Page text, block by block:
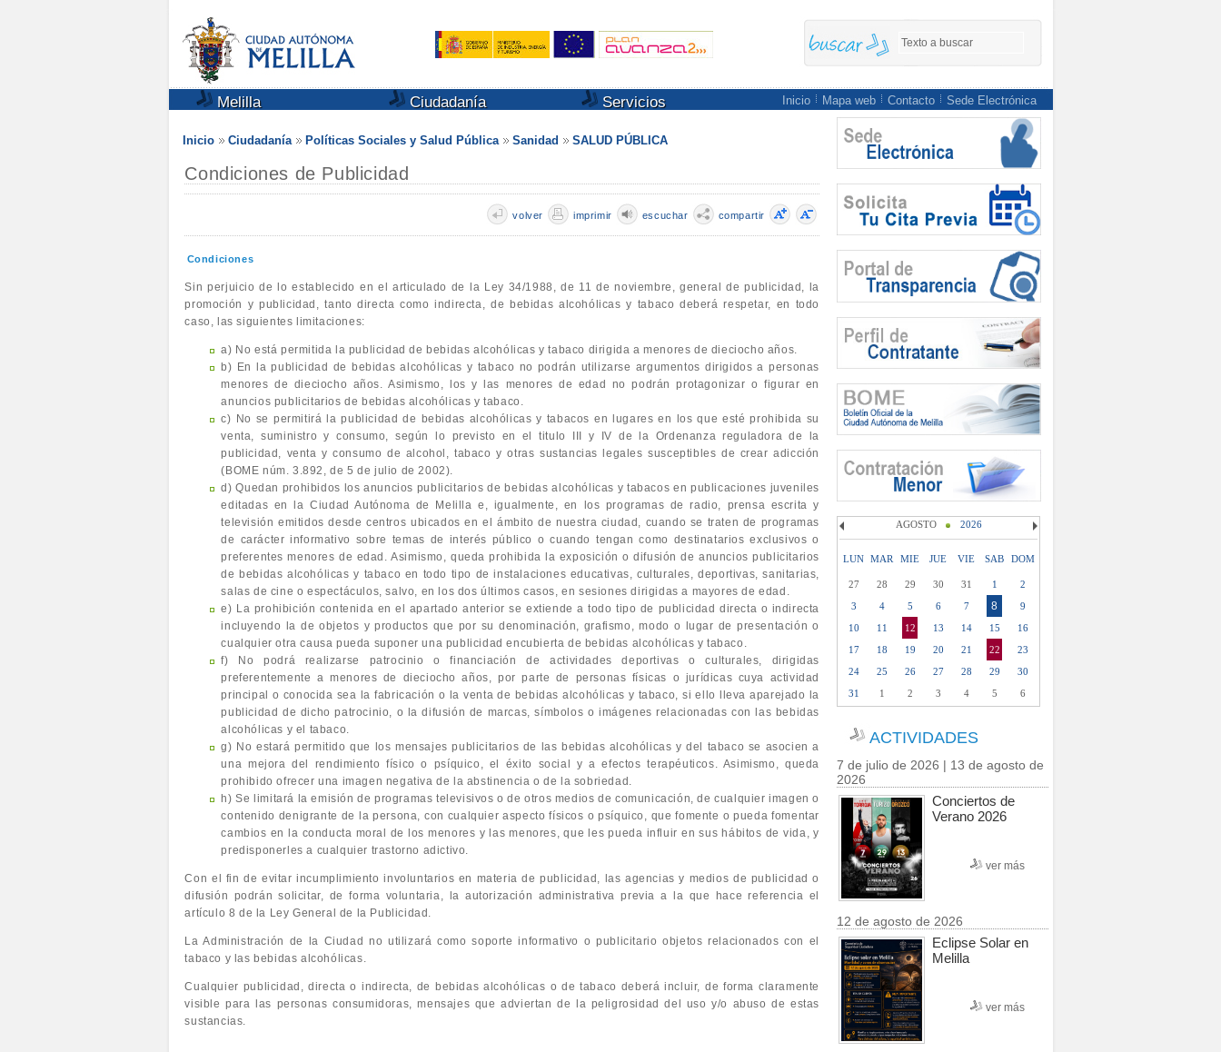
Melilla Ciudadanía Servicios Inicio Mapa web Contacto Sede Electrónica
Inicio Ciudadanía Políticas Sociales y Salud Pública Sanidad SALUD PÚBLICA
Condiciones de Publicidad
compartir
escuchar
imprimir
volver
Condiciones
Sin perjuicio de lo establecido en el articulado de la Ley 34/1988, de 11 de noviembre, general de publicidad, la
promoción y publicidad, tanto directa como indirecta, de bebidas alcohólicas y tabaco deberá respetar, en todo
caso, las siguientes limitaciones:
a) No está permitida la publicidad de bebidas alcohólicas y tabaco dirigida a menores de dieciocho años.
b) En la publicidad de bebidas alcohólicas y tabaco no podrán utilizarse argumentos dirigidos a personas
menores de dieciocho años. Asimismo, los y las menores de edad no podrán protagonizar o figurar en
anuncios publicitarios de bebidas alcohólicas y tabaco.
c) No se permitirá la publicidad de bebidas alcohólicas y tabacos en lugares en los que esté prohibida su
venta, suministro y consumo, según lo previsto en el titulo III y IV de la Ordenanza reguladora de la
publicidad, venta y consumo de alcohol, tabaco y otras sustancias legales susceptibles de crear adicción
(BOME núm. 3.892, de 5 de julio de 2002).
d) Quedan prohibidos los anuncios publicitarios de bebidas alcohólicas y tabacos en publicaciones juveniles
editadas en la Ciudad Autónoma de Melilla e, igualmente, en los programas de radio, prensa escrita y
televisión emitidos desde centros ubicados en el ámbito de nuestra ciudad, cuando se traten de programas
de carácter informativo sobre temas de interés público o cuando tengan como destinatarios exclusivos o
preferentes menores de edad. Asimismo, queda prohibida la exposición o difusión de anuncios publicitarios
de bebidas alcohólicas y tabaco en todo tipo de instalaciones educativas, culturales, deportivas, sanitarias,
salas de cine o espectáculos, salvo, en los dos últimos casos, en sesiones dirigidas a mayores de edad.
e) La prohibición contenida en el apartado anterior se extiende a todo tipo de publicidad directa o indirecta
incluyendo la de objetos y productos que por su denominación, grafismo, modo o lugar de presentación o
cualquier otra causa pueda suponer una publicidad encubierta de bebidas alcohólicas y tabaco.
f) No podrá realizarse patrocinio o financiación de actividades deportivas o culturales, dirigidas
preferentemente a menores de dieciocho años, por parte de personas físicas o jurídicas cuya actividad
principal o conocida sea la fabricación o la venta de bebidas alcohólicas y tabaco, si ello lleva aparejado la
publicidad de dicho patrocinio, o la difusión de marcas, símbolos o imágenes relacionadas con las bebidas
alcohólicas y el tabaco.
g) No estará permitido que los mensajes publicitarios de las bebidas alcohólicas y del tabaco se asocien a
una mejora del rendimiento físico o psíquico, el éxito social y a efectos terapéuticos. Asimismo, queda
prohibido ofrecer una imagen negativa de la abstinencia o de la sobriedad.
h) Se limitará la emisión de programas televisivos o de otros medios de comunicación, de cualquier imagen o
contenido denigrante de la persona, con cualquier aspecto físicos o psíquico, que fomente o pueda fomentar
cambios en la conducta moral de los menores y las menores, que les pueda influir en sus hábitos de vida, y
predisponerles a cualquier trastorno adictivo.
Con el fin de evitar incumplimiento involuntarios en materia de publicidad, las agencias y medios de publicidad o
difusión podrán solicitar, de forma voluntaria, la autorización administrativa previa a la que hace referencia el
artículo 8 de la Ley General de la Publicidad.
La Administración de la Ciudad no utilizará como soporte informativo o publicitario objetos relacionados con el
tabaco y las bebidas alcohólicas.
Cualquier publicidad, directa o indirecta, de bebidas alcohólicas o de tabaco deberá incluir, de forma claramente
visible para las personas consumidoras, mensajes que adviertan de la peligrosidad del uso y/o abuso de estas
sustancias.
AGOSTO 2026
LUN MAR MIE JUE VIE SAB DOM
27 28 29 30 31 1
2
3
4 5 6 7 8
9
10
11 12 13 14 15
16
17
18 19 20 21 22
23
24
25 26 27 28 29
30
31
1 2 3 4 5 6
ACTIVIDADES
7 de julio de 2026 | 13 de agosto de
2026
Conciertos de
Verano 2026
ver más
12 de agosto de 2026
Eclipse Solar en
Melilla
ver más